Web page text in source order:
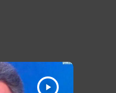
play_arrow